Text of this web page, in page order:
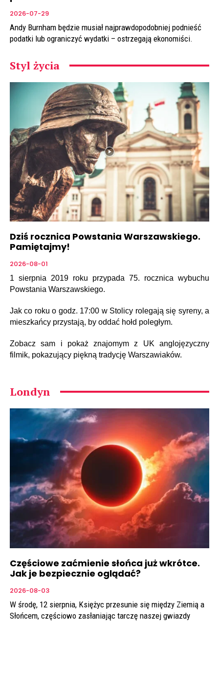
2026-07-29
Andy Burnham będzie musiał najprawdopodobniej podnieść
podatki lub ograniczyć wydatki – ostrzegają ekonomiści.
Styl życia
Dziś rocznica Powstania Warszawskiego.
Pamiętajmy!
2026-08-01
1 sierpnia 2019 roku przypada 75. rocznica wybuchu
Powstania Warszawskiego.
Jak co roku o godz. 17:00 w Stolicy rolegają się syreny, a
mieszkańcy przystają, by oddać hołd poległym.
Zobacz sam i pokaż znajomym z UK anglojęzyczny
filmik, pokazujący piękną tradycję Warszawiaków.
Londyn
Częściowe zaćmienie słońca już wkrótce.
Jak je bezpiecznie oglądać?
2026-08-03
W środę, 12 sierpnia, Księżyc przesunie się między Ziemią a
Słońcem, częściowo zasłaniając tarczę naszej gwiazdy